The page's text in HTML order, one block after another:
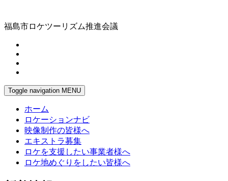
福島市ロケツーリズム推進会議
Toggle navigation MENU
ホーム
ロケーションナビ
映像制作の皆様へ
エキストラ募集
ロケを支援したい事業者様へ
ロケ地めぐりをしたい皆様へ